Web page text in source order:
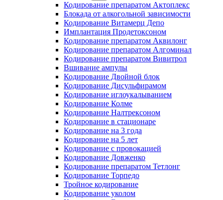
Кодирование препаратом Актоплекс
Блокада от алкогольной зависимости
Кодирование Витамерц Депо
Имплантация Продетоксоном
Кодирование препаратом Аквилонг
Кодирование препаратом Алгоминал
Кодирование препаратом Вивитрол
Вшивание ампулы
Кодирование Двойной блок
Кодирование Дисульфирамом
Кодирование иглоукалыванием
Кодирование Колме
Кодирование Налтрексоном
Кодирование в стационаре
Кодирование на 3 года
Кодирование на 5 лет
Кодирование с провокацией
Кодирование Довженко
Кодирование препаратом Тетлонг
Кодирование Торпедо
Тройное кодирование
Кодирование уколом